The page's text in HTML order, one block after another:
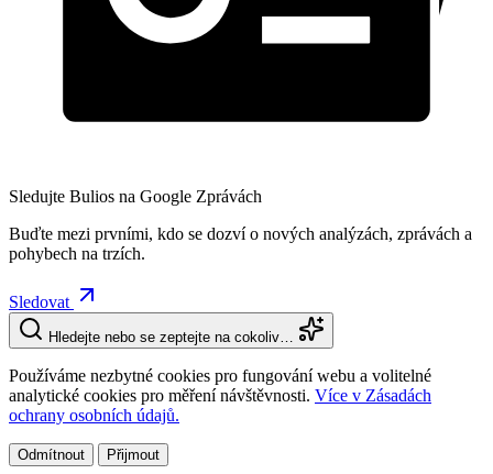
Sledujte Bulios na Google Zprávách
Buďte mezi prvními, kdo se dozví o nových analýzách, zprávách a
pohybech na trzích.
Sledovat
Hledejte nebo se zeptejte na cokoliv…
Používáme nezbytné cookies pro fungování webu a volitelné
analytické cookies pro měření návštěvnosti. Více v Zásadách
ochrany osobních údajů.
Odmítnout Přijmout